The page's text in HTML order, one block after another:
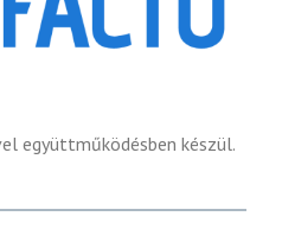
együttműködésben készül.